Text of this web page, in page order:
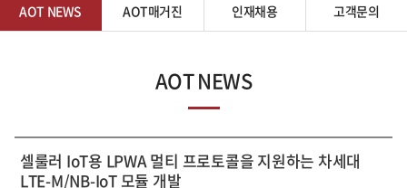
AOT NEWS AOT매거진 인재채용 고객문의
AOT NEWS
셀룰러 IoT용 LPWA 멀티 프로토콜을 지원하는 차세대
LTE-M/NB-IoT 모듈 개발